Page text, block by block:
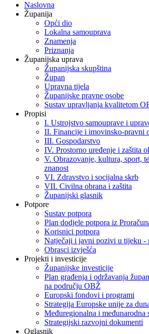
Naslovna
Županija
Opći dio
Lokalna samouprava
Znamenja
Priznanja
Županijska uprava
Županijska skupština
Župan
Upravna tijela
Županijske pravne osobe
Sustav upravljanja kvalitetom
Propisi
I. Ustrojstvo samouprave i
II. Financije i imovinsko-pravni
III. Gospodarstvo
IV. Prostorno uređenje i zaštita
V. Obrazovanje, kultura, sport,
znanost
VI. Zdravstvo i socijalna skrb
VII. Civilna obrana i zaštita
Županijski glasnik
Potpore
Sustav potpora
Plan dodjele potpora iz
Korisnici potpora
Natječaji i javni pozivi u tijeku -
Obrasci izvješća
Projekti i investicije
Županijske investicije
Plan građenja i održavanja
na području OBŽ
Europski fondovi i programi
Strategija Europske unije za
Međuregionalna i međunarodna
Strategijski razvojni dokumenti
Oglasnik